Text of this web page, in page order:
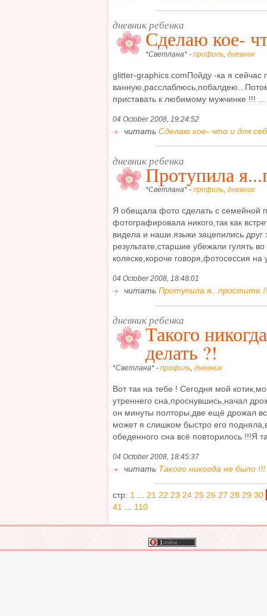
дневник ребенка
Сделаю кое-
*Светлана* - профиль, дневник
glitter-graphics.comПойду -ка я сейчас
приставать к любимому мужчинке !!! ...
04 October 2008, 19:24:52
читать Сделаю кое- что и для
дневник ребенка
Протупила
*Светлана* - профиль, дневник
Я обещала фото сделать с семейной
фотографировала никого,так как
видела и наши языки зацепились
результате,старшие убежали гулять
коляске,короче говоря,фотосессия
04 October 2008, 18:48:01
читать Протупила я...простите
дневник ребенка
Такого
делать ?!
*Светлана* - профиль, дневник
Вот так на тебе ! Сегодня мой
утреннего сна,проснувшись,начал
он минуты полторы,две ещё дрожал
может я слишком быстро его
обеденного сна всё повторилось !!!Я
04 October 2008, 18:45:37
читать Такого никогда не было
стр: 1 21 22 23 24 25 26 27 28 29 30
41
110